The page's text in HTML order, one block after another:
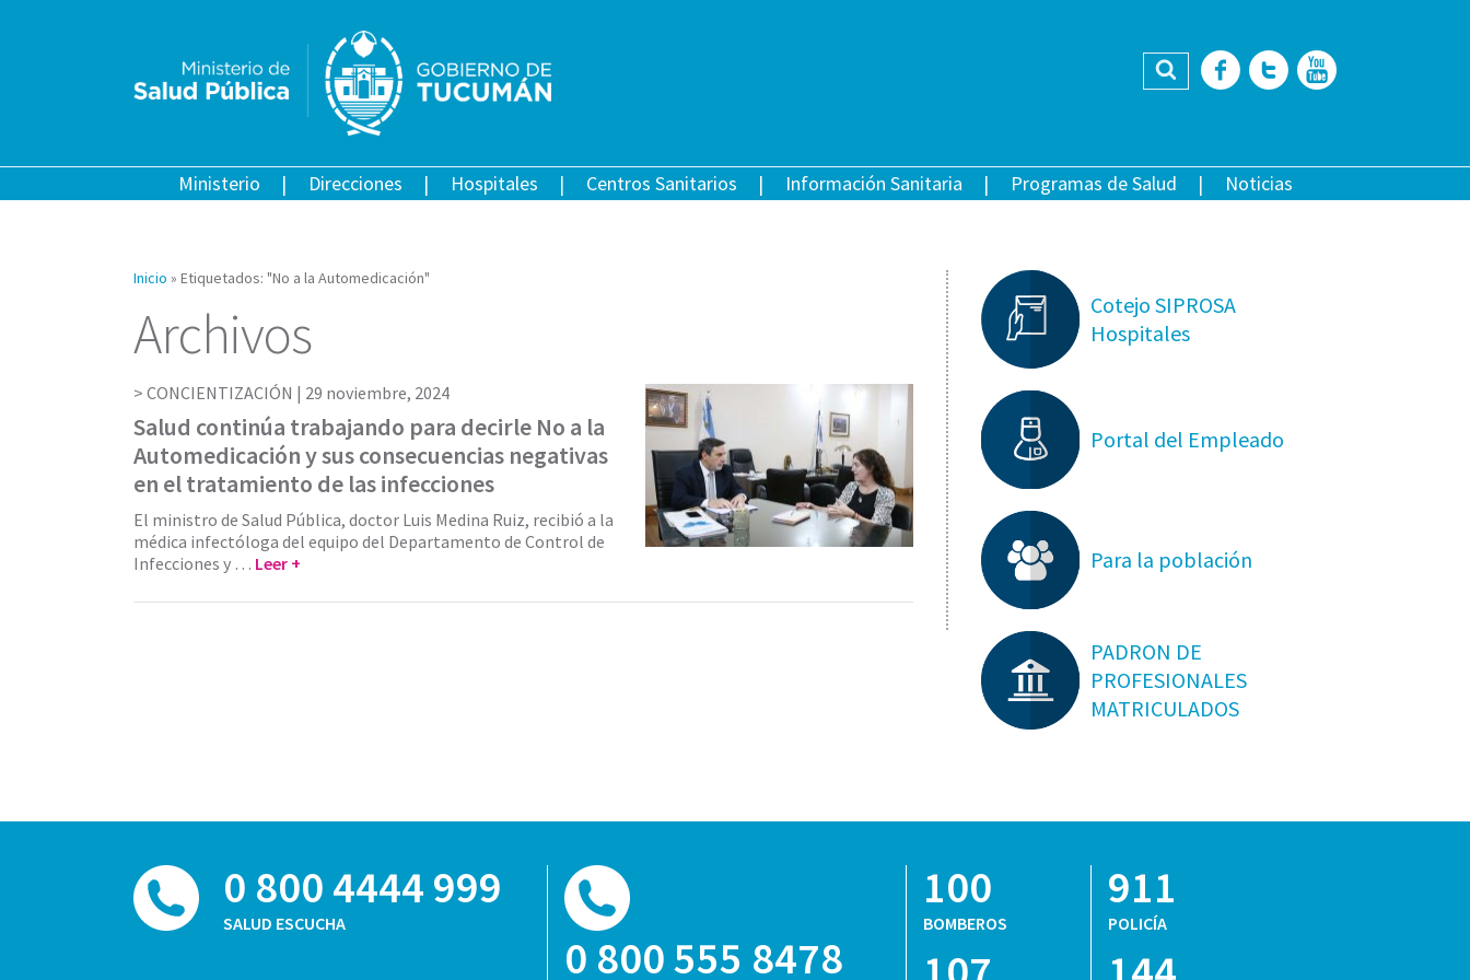
Buscar Facebook
Twitter
Ministerio Direcciones Hospitales Centros Sanitarios Información Sanitaria Programas de Salud Noticias
Inicio » Etiquetados: "No a la Automedicación"
Archivos
CONCIENTIZACIÓN | 29 noviembre, 2024
Salud continúa trabajando para decirle No a la
Automedicación y sus consecuencias negativas
en el tratamiento de las infecciones
El ministro de Salud Pública, doctor Luis Medina Ruiz, recibió a la
médica infectóloga del equipo del Departamento de Control de
Infecciones y … Leer +
Cotejo SIPROSA
Hospitales
Portal del Empleado
Para la población
PADRON DE
PROFESIONALES
MATRICULADOS
0 800 4444 999
SALUD ESCUCHA
0 800 555 8478
100
BOMBEROS
911
POLICÍA